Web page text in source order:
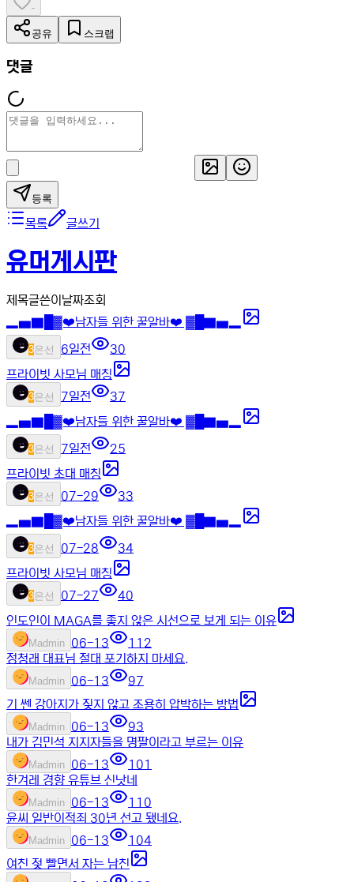
-
공유 스크랩
댓글
등록
목록 글쓰기
유머게시판
제목글쓴이 날짜조회
▂▅▇█▓❤️남자들 위한 꿀알바❤️ ▓█▇▅▂
3은선 6일전
30
프라이빗 사모님 매칭
3은선 7일전
37
▂▅▇█▓❤️남자들 위한 꿀알바❤️ ▓█▇▅▂
3은선 7일전
25
프라이빗 초대 매칭
3은선 07-29
33
▂▅▇█▓❤️남자들 위한 꿀알바❤️ ▓█▇▅▂
3은선 07-28
34
프라이빗 사모님 매칭
3은선 07-27
40
인도인이 MAGA를 좋지 않은 시선으로 보게 되는 이유
Madmin 06-13
112
정청래 대표님 절대 포기하지 마세요.
Madmin 06-13
97
기 쎈 강아지가 짖지 않고 조용히 압박하는 방법
Madmin 06-13
93
내가 김민석 지지자들을 명팔이라고 부르는 이유
Madmin 06-13
101
한겨레 경향 유튜브 신낫네
Madmin 06-13
110
윤씨 일반이적죄 30년 선고 됐네요.
Madmin 06-13
104
여친 젖 빨면서 자는 남친